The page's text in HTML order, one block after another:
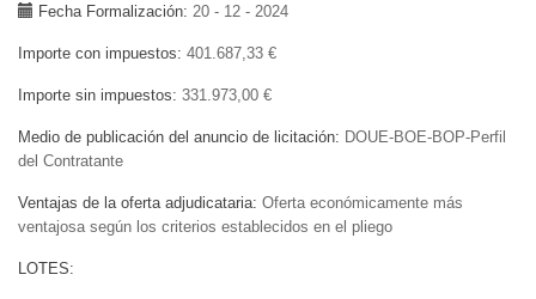
Fecha Formalización 20 - 12 - 2024
Importe con impuestos 401.687,33 €
Importe sin impuestos 331.973,00 €
Medio de publicación del anuncio de licitación
DOUE-BOE-BOP-Perfil
del Contratante
Ventajas de la oferta adjudicataria Oferta económicamente más
ventajosa según los criterios establecidos en el pliego
LOTES